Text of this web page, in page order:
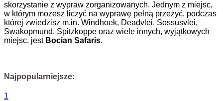
skorzystanie z wypraw zorganizowanych. Jednym z miejsc,
w którym możesz liczyć na wyprawę pełną przeżyć, podczas
której zwiedzisz m.in. Windhoek, Deadvlei, Sossusvlei,
Swakopmund, Spitzkoppe oraz wiele innych, wyjątkowych
miejsc, jest Bocian Safaris.
Najpopularniejsze:
1